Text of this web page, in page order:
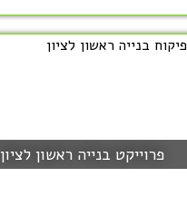
פרוייקט בנייה ראשון לציון